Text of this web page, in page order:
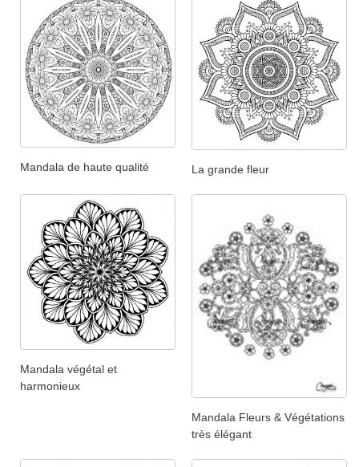
Mandala de haute qualité La grande fleur
Mandala végétal et
harmonieux
Mandala Fleurs & Végétations
très élégant